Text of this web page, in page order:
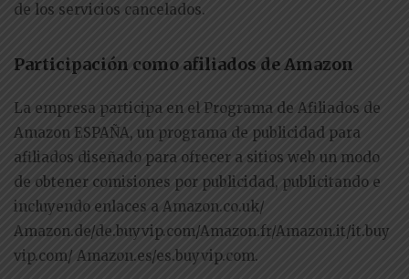
de los servicios cancelados.
Participación como afiliados de Amazon
La empresa participa en el Programa de Afiliados de
Amazon ESPAÑA, un programa de publicidad para
afiliados diseñado para ofrecer a sitios web un modo
de obtener comisiones por publicidad, publicitando e
incluyendo enlaces a Amazon.co.uk/
Amazon.de/de.buyvip.com/Amazon.fr/Amazon.it/it.buy
vip.com/ Amazon.es/es.buyvip.com.